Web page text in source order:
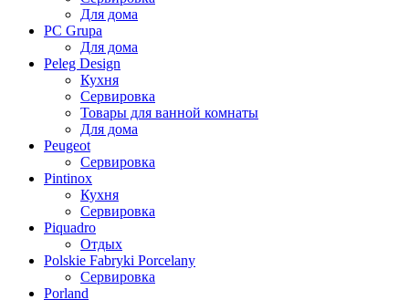
Для дома
PC Grupa
Для дома
Peleg Design
Кухня
Сервировка
Товары для ванной комнаты
Для дома
Peugeot
Сервировка
Pintinox
Кухня
Сервировка
Piquadro
Отдых
Polskie Fabryki Porcelany
Сервировка
Porland